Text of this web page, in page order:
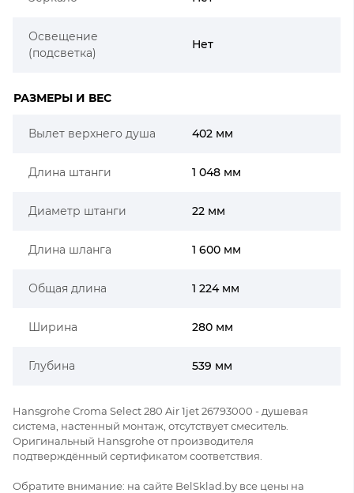
Освещение
(подсветка)
Нет
РАЗМЕРЫ И ВЕС
Вылет верхнего душа 402 мм
Длина штанги 1 048 мм
Диаметр штанги 22 мм
Длина шланга 1 600 мм
Общая длина 1 224 мм
Ширина 280 мм
Глубина 539 мм
Hansgrohe Croma Select 280 Air 1jet 26793000 - душевая
система, настенный монтаж, отсутствует смеситель.
Оригинальный Hansgrohe от производителя
подтверждённый сертификатом соответствия.
Обратите внимание: на сайте BelSklad.by все цены на